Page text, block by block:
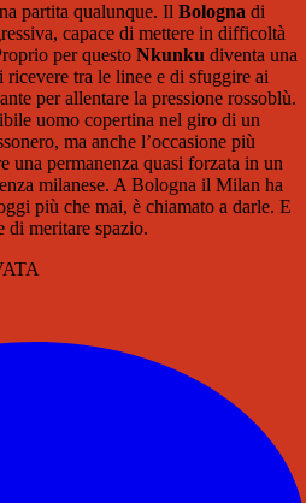
partita qualunque. Il Bologna di
capace di mettere in difficoltà
per questo Nkunku diventa una
ricevere tra le linee e di sfuggire ai
per allentare la pressione rossoblù.
uomo copertina nel giro di un
ma anche l’occasione più
una permanenza quasi forzata in un
milanese. A Bologna il Milan ha
più che mai, è chiamato a darle. E
di meritare spazio.